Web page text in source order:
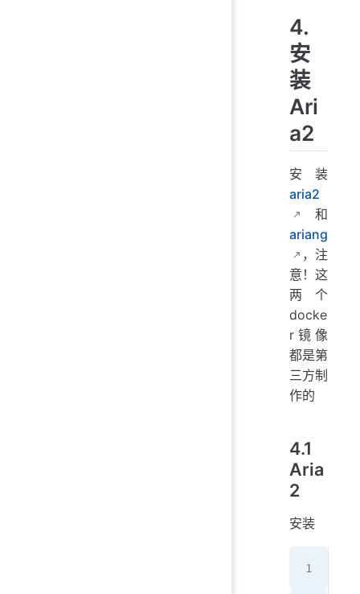
4.
安
装
Ari
a2
安装
aria2
和
ariang
，注
意！这
两个
docke
r镜像
都是第
三方制
作的
4.1
Aria
2
安装